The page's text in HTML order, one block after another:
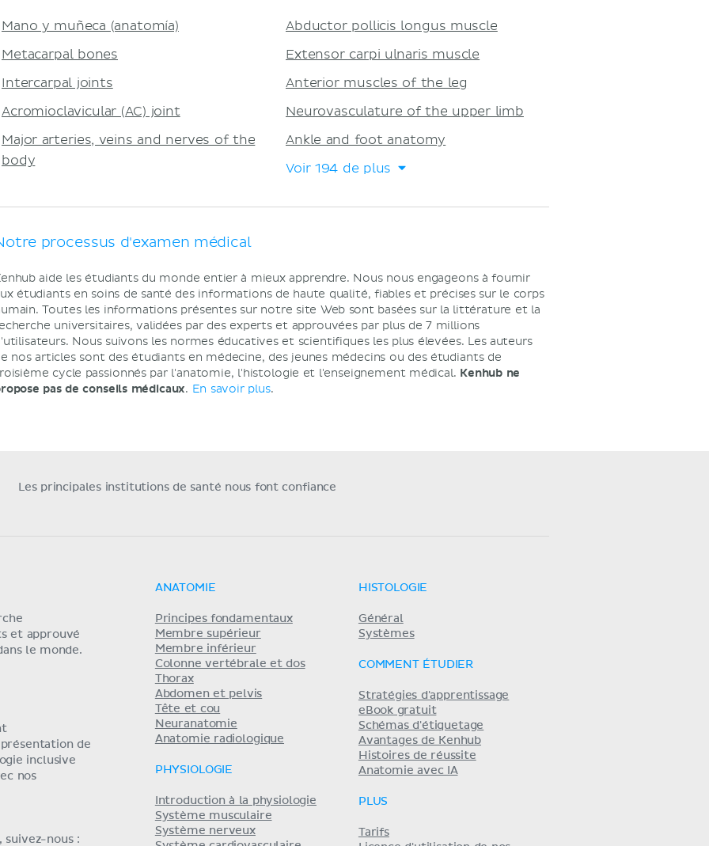
Mano y muñeca (anatomía)
Metacarpal bones
Intercarpal joints
Acromioclavicular (AC) joint
Major arteries, veins and nerves of the
body
Abductor pollicis longus muscle
Extensor carpi ulnaris muscle
Anterior muscles of the leg
Neurovasculature of the upper limb
Ankle and foot anatomy
Voir 194 de plus
processus d'examen médical
aide les étudiants du monde entier à mieux apprendre. Nous nous engageons à fournir
étudiants en soins de santé des informations de haute qualité, fiables et précises sur le corps
Toutes les informations présentes sur notre site Web sont basées sur la littérature et la
universitaires, validées par des experts et approuvées par plus de 7 millions
Nous suivons les normes éducatives et scientifiques les plus élevées. Les auteurs
nos articles sont des étudiants en médecine, des jeunes médecins ou des étudiants de
cycle passionnés par l'anatomie, l'histologie et l'enseignement médical. Kenhub ne
pas de conseils médicaux. En savoir plus.
Les principales institutions de santé nous font confiance
et approuvé
le monde.
de
inclusive
nos
suivez-nous :
ANATOMIE
Principes fondamentaux
Membre supérieur
Membre inférieur
Colonne vertébrale et dos
Thorax
Abdomen et pelvis
Tête et cou
Neuranatomie
Anatomie radiologique
PHYSIOLOGIE
Introduction à la physiologie
Système musculaire
Système nerveux
HISTOLOGIE
Général
Systèmes
COMMENT ÉTUDIER
Stratégies d'apprentissage
eBook gratuit
Schémas d'étiquetage
Avantages de Kenhub
Histoires de réussite
Anatomie avec IA
PLUS
Tarifs